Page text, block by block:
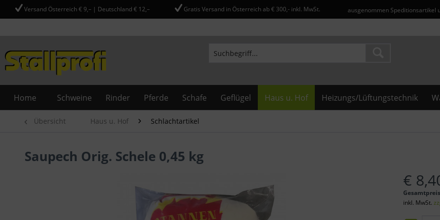
Versand Österreich € 9,– | Deutschland € 12,– Gratis Versand in Österreich ab € 300,- inkl. MwSt. ausgenommen Speditionsartikel
Home Schweine Rinder Pferde Schafe Geflügel Haus u. Hof Heizungs/Lüftungstechnik
Übersicht Haus u. Hof Schlachtartikel
Saupech Orig. Schele 0,45 kg
€
inkl. MwSt.